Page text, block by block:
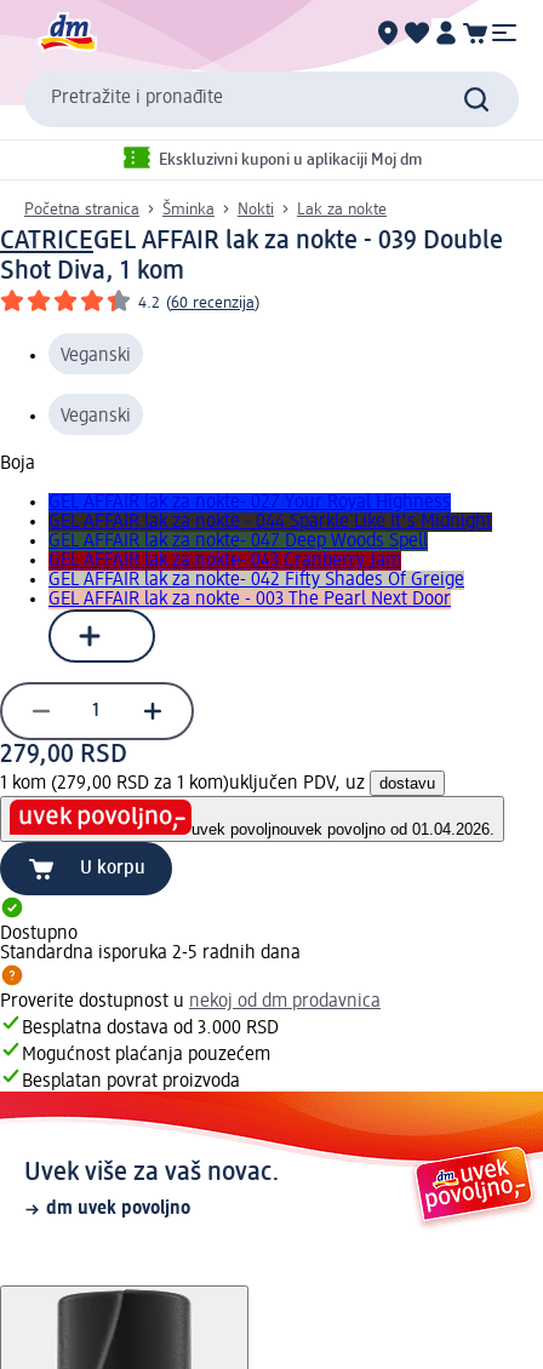
Pretražite i pronađite
Ekskluzivni kuponi u aplikaciji Moj dm
Početna stranica Šminka Nokti Lak za nokte
CATRICEGEL AFFAIR lak za nokte - 039 Double
Shot Diva, 1 kom
4.2 (60 recenzija)
Veganski
Veganski
Boja
GEL AFFAIR lak za nokte- 027 Your Royal Highness
GEL AFFAIR lak za nokte - 044 Sparkle Like It's Midnight
GEL AFFAIR lak za nokte- 047 Deep Woods Spell
GEL AFFAIR lak za nokte- 043 Cranberry Jam
GEL AFFAIR lak za nokte- 042 Fifty Shades Of Greige
GEL AFFAIR lak za nokte - 003 The Pearl Next Door
279,00 RSD
1 kom (279,00 RSD za 1 kom)uključen PDV, uz dostavu
uvek povoljnouvek povoljno od 01.04.2026.
U korpu
Dostupno
Standardna isporuka 2-5 radnih dana
Proverite dostupnost u nekoj od dm prodavnica
Besplatna dostava od 3.000 RSD
Mogućnost plaćanja pouzećem
Besplatan povrat proizvoda
Uvek više za vaš novac.
dm uvek povoljno